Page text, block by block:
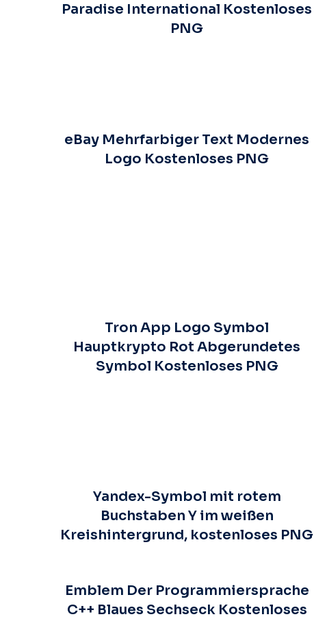
Paradise International Kostenloses
PNG
eBay Mehrfarbiger Text Modernes
Logo Kostenloses PNG
Tron App Logo Symbol
Hauptkrypto Rot Abgerundetes
Symbol Kostenloses PNG
Yandex-Symbol mit rotem
Buchstaben Y im weißen
Kreishintergrund, kostenloses PNG
Emblem Der Programmiersprache
C++ Blaues Sechseck Kostenloses